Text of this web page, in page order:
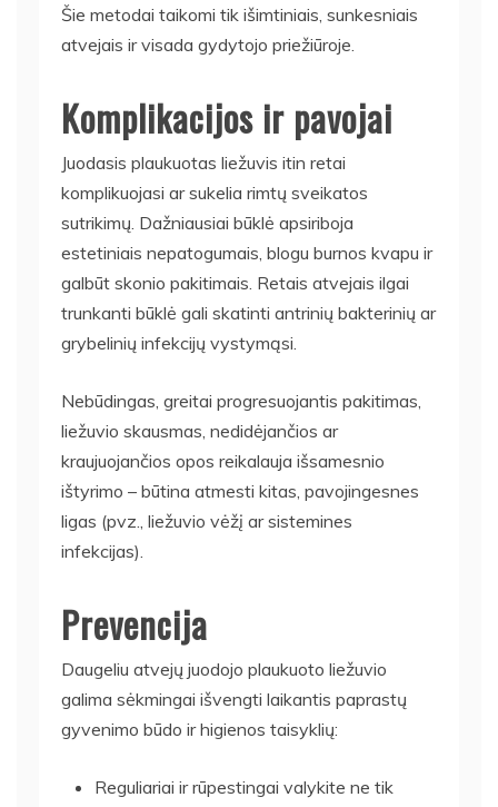
Šie metodai taikomi tik išimtiniais, sunkesniais
atvejais ir visada gydytojo priežiūroje.
Komplikacijos ir pavojai
Juodasis plaukuotas liežuvis itin retai
komplikuojasi ar sukelia rimtų sveikatos
sutrikimų. Dažniausiai būklė apsiriboja
estetiniais nepatogumais, blogu burnos kvapu ir
galbūt skonio pakitimais. Retais atvejais ilgai
trunkanti būklė gali skatinti antrinių bakterinių ar
grybelinių infekcijų vystymąsi.
Nebūdingas, greitai progresuojantis pakitimas,
liežuvio skausmas, nedidėjančios ar
kraujuojančios opos reikalauja išsamesnio
ištyrimo – būtina atmesti kitas, pavojingesnes
ligas (pvz., liežuvio vėžį ar sistemines
infekcijas).
Prevencija
Daugeliu atvejų juodojo plaukuoto liežuvio
galima sėkmingai išvengti laikantis paprastų
gyvenimo būdo ir higienos taisyklių:
Reguliariai ir rūpestingai valykite ne tik